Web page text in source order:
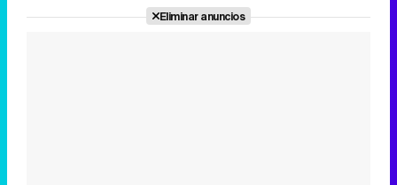
Eliminar anuncios